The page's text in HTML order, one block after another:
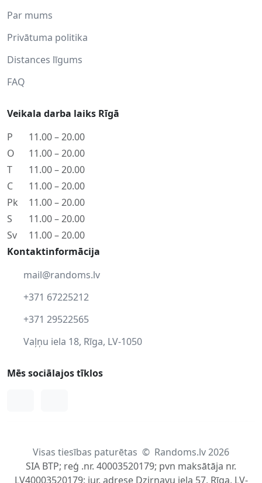
Par mums
Privātuma politika
Distances līgums
FAQ
Veikala darba laiks Rīgā
P
11.00 – 20.00
O
11.00 – 20.00
T
11.00 – 20.00
C
11.00 – 20.00
Pk
11.00 – 20.00
S
11.00 – 20.00
Sv
11.00 – 20.00
Kontaktinformācija
mail@randoms.lv
+371 67225212
+371 29522565
Vaļņu iela 18, Rīga, LV-1050
Mēs sociālajos tīklos
Visas tiesības paturētas © Randoms.lv 2026
SIA BTP; reģ .nr. 40003520179; pvn maksātāja nr.
LV40003520179; jur. adrese Dzirnavu iela 57, Rīga, LV-